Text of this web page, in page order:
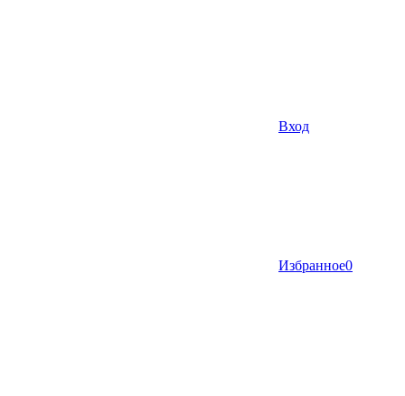
Вход
Избранное0